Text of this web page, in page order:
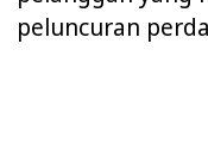
peluncuran